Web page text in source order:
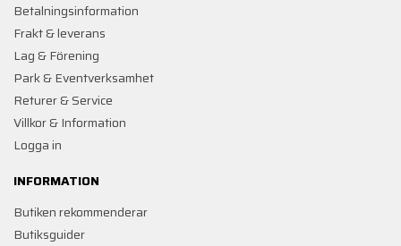
Betalningsinformation
Frakt & leverans
Lag & Förening
Park & Eventverksamhet
Returer & Service
Villkor & Information
Logga in
INFORMATION
Butiken rekommenderar
Butiksguider